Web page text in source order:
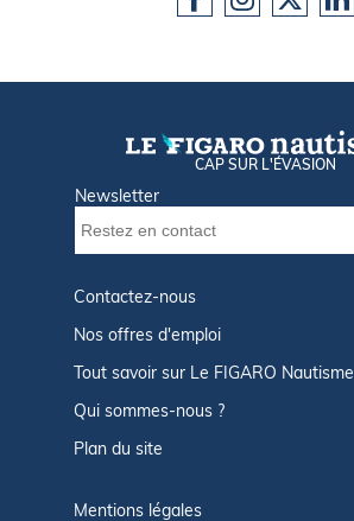
CAP SUR L'ÉVASION
Newsletter
Contactez-nous
Nos offres d'emploi
Tout savoir sur Le FIGARO Nautisme
Qui sommes-nous ?
Plan du site
Mentions légales